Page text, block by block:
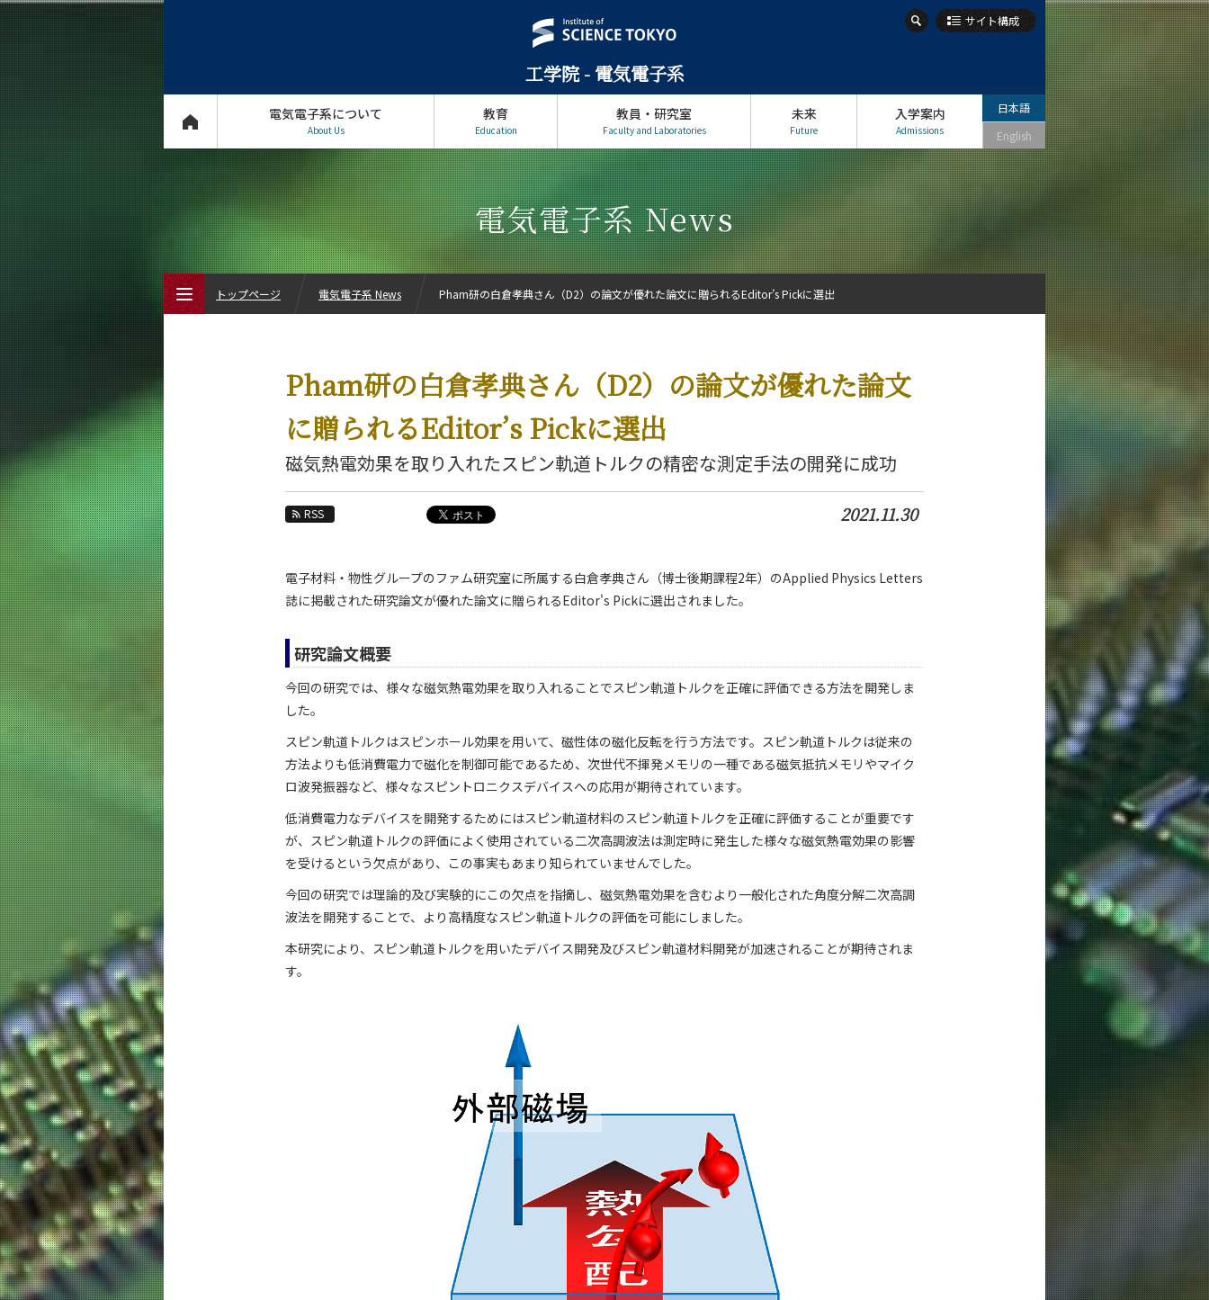
工学院 - 電気電子系
サイト構成
電気電子系について
About Us
教育
Education
教員・研究室
Faculty and Laboratories
未来
Future
入学案内
Admissions
日本語
English
電気電子系 News
Pham研の白倉孝典さん（D2）の論文が優れた論文
に贈られるEditor’s Pickに選出
磁気熱電効果を取り入れたスピン軌道トルクの精密な測定手法の開発に成功
RSS 2021.11.30
電子材料・物性グループのファム研究室に所属する白倉孝典さん（博士後期課程2年）のApplied Physics Letters
誌に掲載された研究論文が優れた論文に贈られるEditor's Pickに選出されました。
研究論文概要
今回の研究では、様々な磁気熱電効果を取り入れることでスピン軌道トルクを正確に評価できる方法を開発しま
した。
スピン軌道トルクはスピンホール効果を用いて、磁性体の磁化反転を行う方法です。スピン軌道トルクは従来の
方法よりも低消費電力で磁化を制御可能であるため、次世代不揮発メモリの一種である磁気抵抗メモリやマイク
ロ波発振器など、様々なスピントロニクスデバイスへの応用が期待されています。
低消費電力なデバイスを開発するためにはスピン軌道材料のスピン軌道トルクを正確に評価することが重要です
が、スピン軌道トルクの評価によく使用されている二次高調波法は測定時に発生した様々な磁気熱電効果の影響
を受けるという欠点があり、この事実もあまり知られていませんでした。
今回の研究では理論的及び実験的にこの欠点を指摘し、磁気熱電効果を含むより一般化された角度分解二次高調
波法を開発することで、より高精度なスピン軌道トルクの評価を可能にしました。
本研究により、スピン軌道トルクを用いたデバイス開発及びスピン軌道材料開発が加速されることが期待されま
す。
トップページ 電気電子系 News Pham研の白倉孝典さん（D2）の論文が優れた論文に贈られるEditor’s Pickに選出
電気電子系について
イベントカレンダー